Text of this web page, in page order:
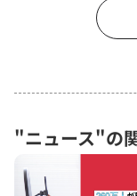
"ニュース"の